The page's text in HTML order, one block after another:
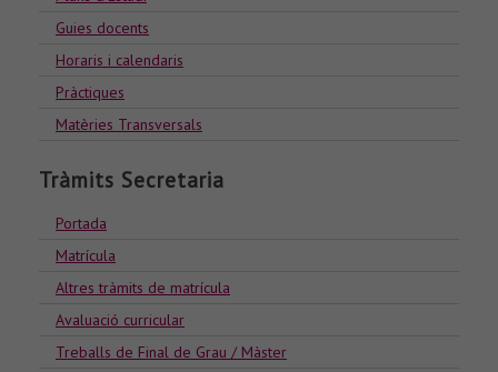
Guies docents
Horaris i calendaris
Pràctiques
Matèries Transversals
Tràmits Secretaria
Portada
Matrícula
Altres tràmits de matrícula
Avaluació curricular
Treballs de Final de Grau / Màster